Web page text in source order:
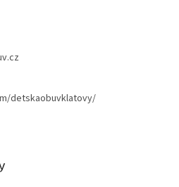
detskaobuvklatovy/